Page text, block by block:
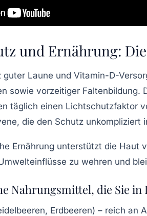
und Ernährung:
guter Laune und Vitamin-D-
sowie vorzeitiger Faltenbildung.
täglich einen Lichtschutzfaktor
die den Schutz
Ernährung unterstützt die Haut
zu wehren und
Nahrungsmittel, die Sie
Erdbeeren) – reich an